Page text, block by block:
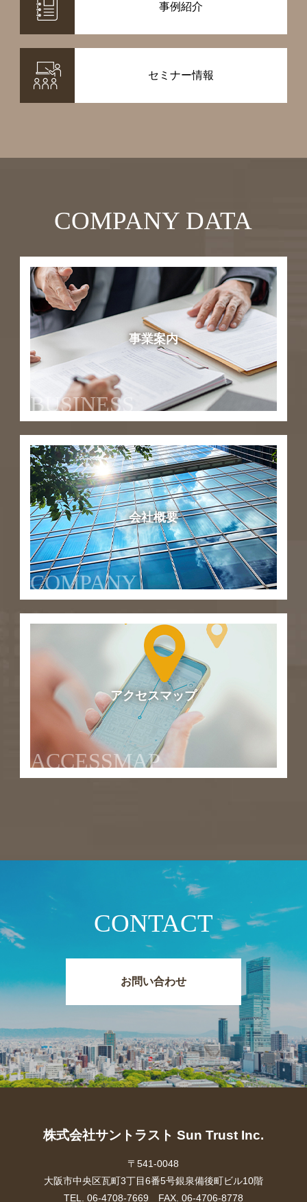
事例紹介
セミナー情報
COMPANY DATA
事業案内
BUSINESS
会社概要
COMPANY
アクセスマップ
ACCESSMAP
CONTACT
お問い合わせ
株式会社サントラスト Sun Trust Inc.
〒541-0048
大阪市中央区瓦町3丁目6番5号銀泉備後町ビル10階
TEL. 06-4708-7669 FAX. 06-4706-8778